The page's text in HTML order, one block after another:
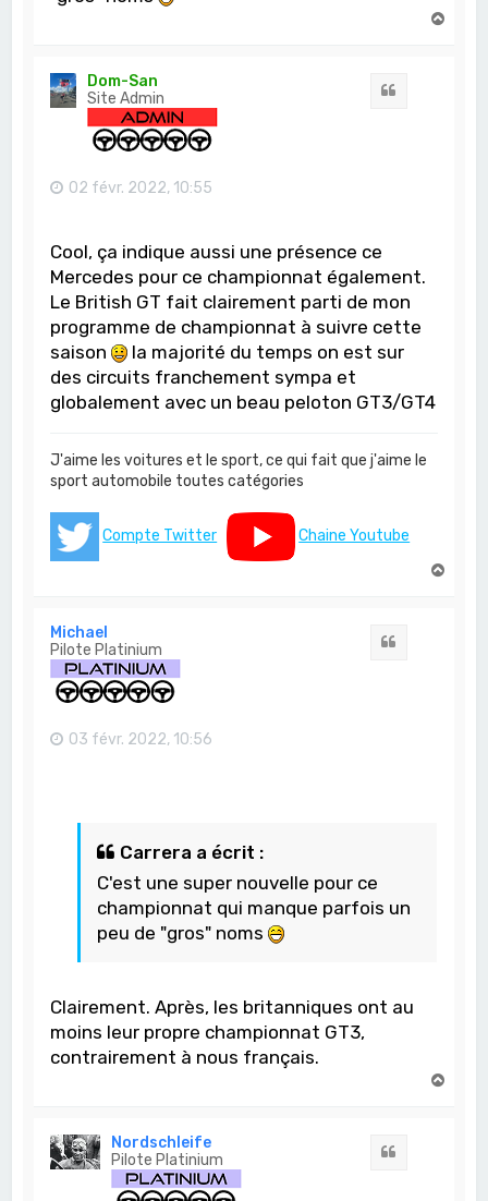
Dom-San
Site Admin
02 févr. 2022, 10:55
Cool, ça indique aussi une présence ce
Mercedes pour ce championnat également.
Le British GT fait clairement parti de mon
programme de championnat à suivre cette
saison
la majorité du temps on est sur
des circuits franchement sympa et
globalement avec un beau peloton GT3/GT4
J'aime les voitures et le sport, ce qui fait que j'aime le
sport automobile toutes catégories
Compte Twitter
Chaine Youtube
Michael
Pilote Platinium
03 févr. 2022, 10:56
Carrera a écrit :
C'est une super nouvelle pour ce
championnat qui manque parfois un
peu de "gros" noms
Clairement. Après, les britanniques ont au
moins leur propre championnat GT3,
contrairement à nous français.
Nordschleife
Pilote Platinium